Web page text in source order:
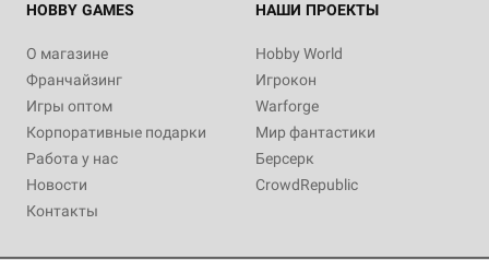
HOBBY GAMES
О магазине
Франчайзинг
Игры оптом
Корпоративные подарки
Работа у нас
Новости
Контакты
НАШИ ПРОЕКТЫ
Hobby World
Игрокон
Warforge
Мир фантастики
Берсерк
CrowdRepublic